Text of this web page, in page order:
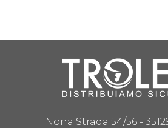
Nona Strada 54/56 -